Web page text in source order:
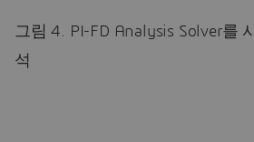
그림 4. PI-FD Analysis Solver를
석